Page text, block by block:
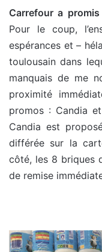
Carrefour a
Pour le coup,
espérances et –
toulousain dans
manquais de me
proximité
promos : Candia
Candia est
différée sur la
côté, les 8 briques
de remise